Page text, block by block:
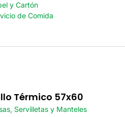
y Cartón
de Comida
Térmico 57x60
Servilletas y Manteles